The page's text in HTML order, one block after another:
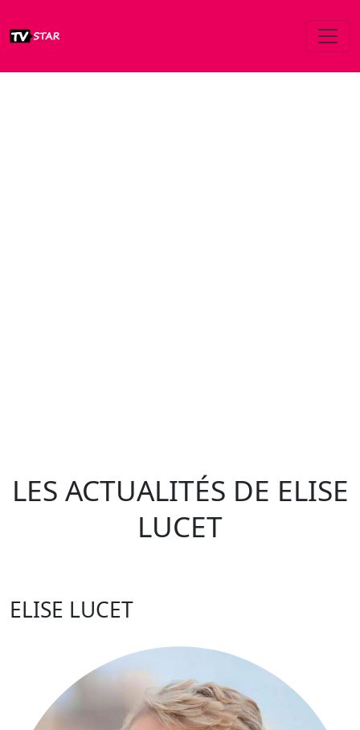
LES ACTUALITÉS DE ELISE
LUCET
ELISE LUCET